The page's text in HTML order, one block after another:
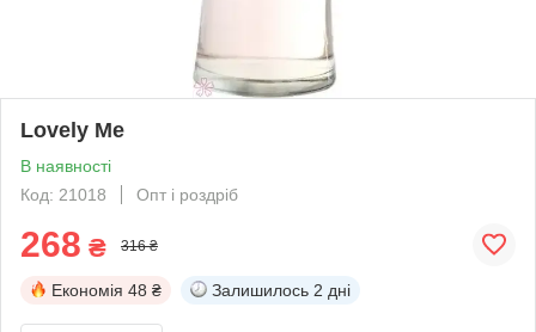
Lovely Me
В наявності
Код: 21018
Опт і роздріб
268 ₴ 316 ₴
Економія 48 ₴ Залишилось 2 дні